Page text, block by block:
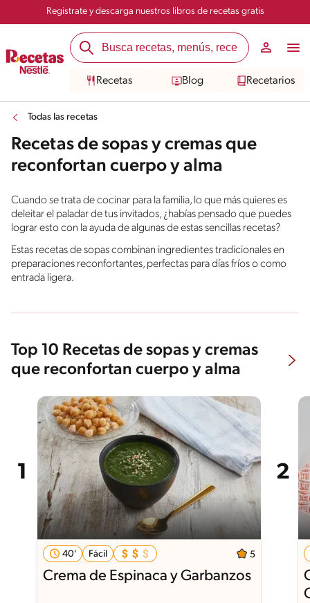
Registrate y descarga nuestros libros de recetas gratis
Recetas Blog Recetarios
Todas las recetas
Recetas de sopas y cremas que
reconfortan cuerpo y alma
Cuando se trata de cocinar para la familia, lo que más quieres es
deleitar el paladar de tus invitados, ¿habías pensado que puedes
lograr esto con la ayuda de algunas de estas sencillas recetas?
Estas recetas de sopas combinan ingredientes tradicionales en
preparaciones reconfortantes, perfectas para días fríos o como
entrada ligera.
Top 10 Recetas de sopas y cremas
que reconfortan cuerpo y alma
40' Fácil 5
Crema de Espinaca y Garbanzos